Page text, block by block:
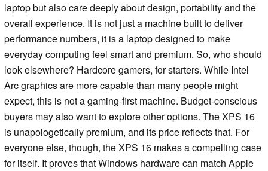
laptop but also care deeply about design, portability and the
overall experience. It is not just a machine built to deliver
performance numbers, it is a laptop designed to make
everyday computing feel smart and premium. So, who should
look elsewhere? Hardcore gamers, for starters. While Intel
Arc graphics are more capable than many people might
expect, this is not a gaming-first machine. Budget-conscious
buyers may also want to explore other options. The XPS 16
is unapologetically premium, and its price reflects that. For
everyone else, though, the XPS 16 makes a compelling case
for itself. It proves that Windows hardware can match Apple